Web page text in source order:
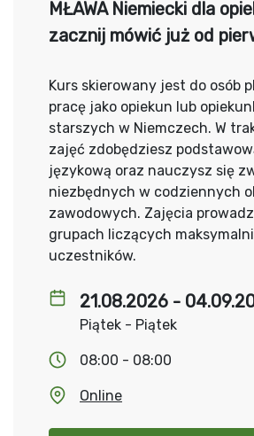
21.08.2026 -
Piątek - Piątek
08:00 - 08:00
Online
MŁAWA Niemiecki dla
zacznij mówić już od
Kurs skierowany jest do osób
pracę jako opiekun lub
starszych w Niemczech. W
zajęć zdobędziesz
językową oraz nauczysz się
niezbędnych w codziennych
zawodowych. Zajęcia
grupach liczących
uczestników.